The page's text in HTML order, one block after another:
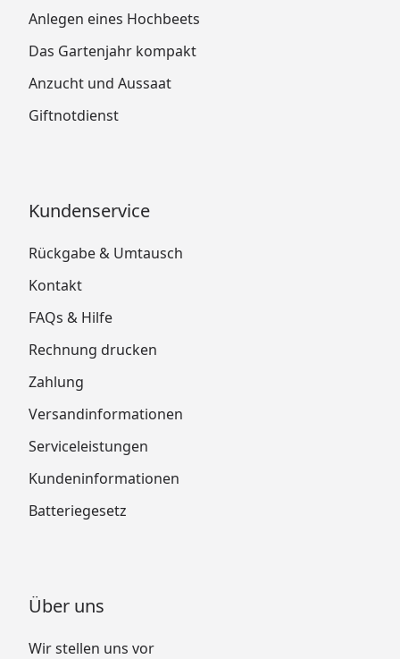
Anlegen eines Hochbeets
Das Gartenjahr kompakt
Anzucht und Aussaat
Giftnotdienst
Kundenservice
Rückgabe & Umtausch
Kontakt
FAQs & Hilfe
Rechnung drucken
Zahlung
Versandinformationen
Serviceleistungen
Kundeninformationen
Batteriegesetz
Über uns
Wir stellen uns vor